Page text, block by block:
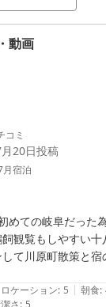
動画
コミ
20日投稿
宿泊
めての岐阜だった
観覧もしやすい十
て川原町散策と宿
たしメインの鵜飼
。
ロケーション: 5 | 朝食:
さ: 5